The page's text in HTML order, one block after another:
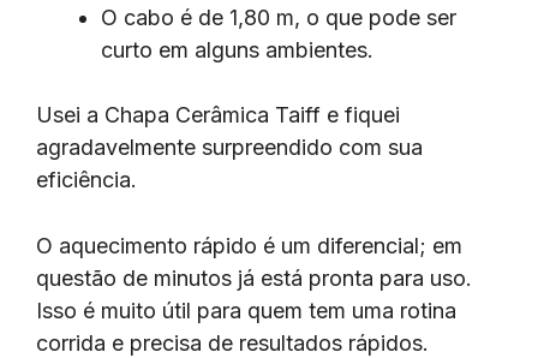
O cabo é de 1,80 m, o que pode ser
curto em alguns ambientes.
Usei a Chapa Cerâmica Taiff e fiquei
agradavelmente surpreendido com sua
eficiência.
O aquecimento rápido é um diferencial; em
questão de minutos já está pronta para uso.
Isso é muito útil para quem tem uma rotina
corrida e precisa de resultados rápidos.